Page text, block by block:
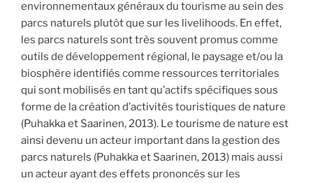
environnementaux généraux du tourisme au sein des
parcs naturels plutôt que sur les livelihoods. En effet,
les parcs naturels sont très souvent promus comme
outils de développement régional, le paysage et/ou la
biosphère identifiés comme ressources territoriales
qui sont mobilisés en tant qu’actifs spécifiques sous
forme de la création d’activités touristiques de nature
(Puhakka et Saarinen, 2013). Le tourisme de nature est
ainsi devenu un acteur important dans la gestion des
parcs naturels (Puhakka et Saarinen, 2013) mais aussi
un acteur ayant des effets prononcés sur les